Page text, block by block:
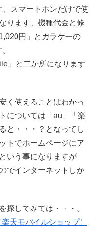
スマートホンだけで使
ります、機種代金と修
円」とガラケーの
」と二か所になります
く使えることはわかっ
については「au」「楽
と・・・？となってし
トでホームページにア
いう事になりますが
でインターネットしか
探してみては・・・。
楽天モバイルショップ）